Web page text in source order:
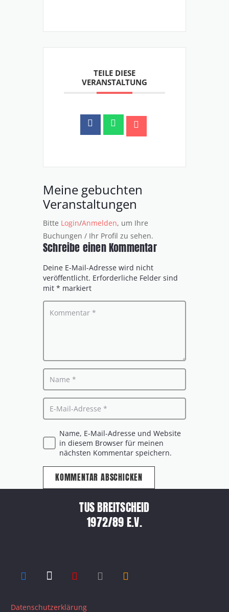
TEILE DIESE
VERANSTALTUNG
Meine gebuchten
Veranstaltungen
Bitte Login/Anmelden, um Ihre
Buchungen / Ihr Profil zu sehen.
Schreibe einen Kommentar
Deine E-Mail-Adresse wird nicht
veröffentlicht. Erforderliche Felder sind
mit * markiert
Name, E-Mail-Adresse und Website
in diesem Browser für meinen
nächsten Kommentar speichern.
KOMMENTAR ABSCHICKEN
TUS BREITSCHEID
1972/89 E.V.
Datenschutzerklärung